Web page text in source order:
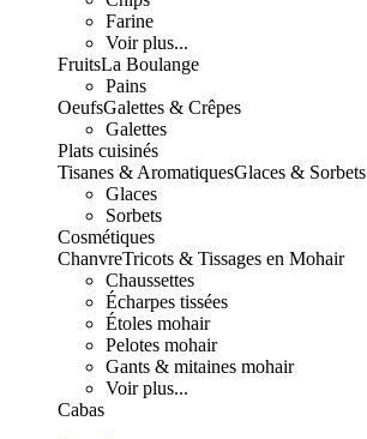
Farine
Voir plus...
FruitsLa Boulange
Pains
OeufsGalettes & Crêpes
Galettes
Plats cuisinés
Tisanes & AromatiquesGlaces & Sorbets
Glaces
Sorbets
Cosmétiques
ChanvreTricots & Tissages en Mohair
Chaussettes
Écharpes tissées
Étoles mohair
Pelotes mohair
Gants & mitaines mohair
Voir plus...
Cabas